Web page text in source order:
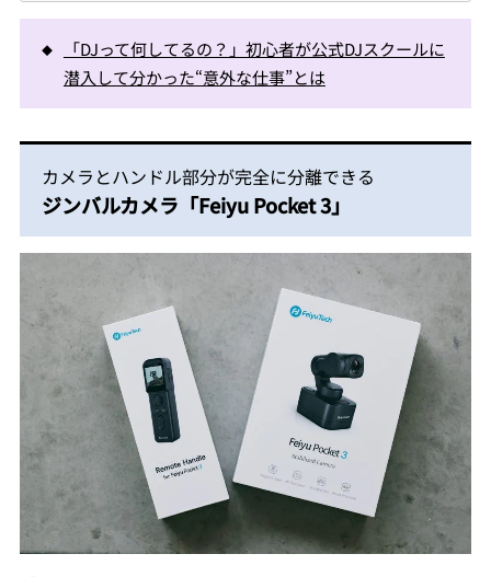
「DJって何してるの？」初心者が公式DJスクールに
潜入して分かった“意外な仕事”とは
カメラとハンドル部分が完全に分離できる
ジンバルカメラ「Feiyu Pocket 3」